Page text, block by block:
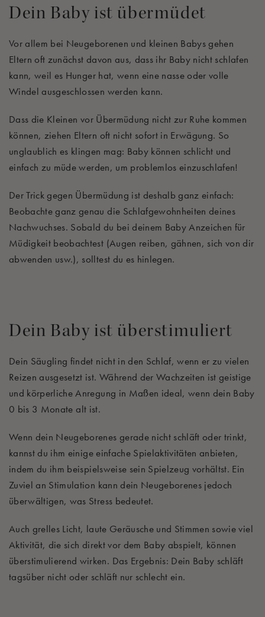
Dein Baby ist übermüdet
Vor allem bei Neugeborenen und kleinen Babys gehen
Eltern oft zunächst davon aus, dass ihr Baby nicht schlafen
kann, weil es Hunger hat, wenn eine nasse oder volle
Windel ausgeschlossen werden kann.
Dass die Kleinen vor Übermüdung nicht zur Ruhe kommen
können, ziehen Eltern oft nicht sofort in Erwägung. So
unglaublich es klingen mag: Baby können schlicht und
einfach zu müde werden, um problemlos einzuschlafen!
Der Trick gegen Übermüdung ist deshalb ganz einfach:
Beobachte ganz genau die Schlafgewohnheiten deines
Nachwuchses. Sobald du bei deinem Baby Anzeichen für
Müdigkeit beobachtest (Augen reiben, gähnen, sich von dir
abwenden usw.), solltest du es hinlegen.
Dein Baby ist überstimuliert
Dein Säugling findet nicht in den Schlaf, wenn er zu vielen
Reizen ausgesetzt ist. Während der Wachzeiten ist geistige
und körperliche Anregung in Maßen ideal, wenn dein Baby
0 bis 3 Monate alt ist.
Wenn dein Neugeborenes gerade nicht schläft oder trinkt,
kannst du ihm einige einfache Spielaktivitäten anbieten,
indem du ihm beispielsweise sein Spielzeug vorhältst. Ein
Zuviel an Stimulation kann dein Neugeborenes jedoch
überwältigen, was Stress bedeutet.
Auch grelles Licht, laute Geräusche und Stimmen sowie viel
Aktivität, die sich direkt vor dem Baby abspielt, können
überstimulierend wirken. Das Ergebnis: Dein Baby schläft
tagsüber nicht oder schläft nur schlecht ein.